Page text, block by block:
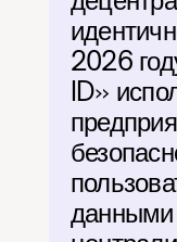
2026
ID»
данными